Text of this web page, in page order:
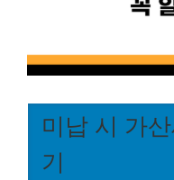
미납 시 가
기